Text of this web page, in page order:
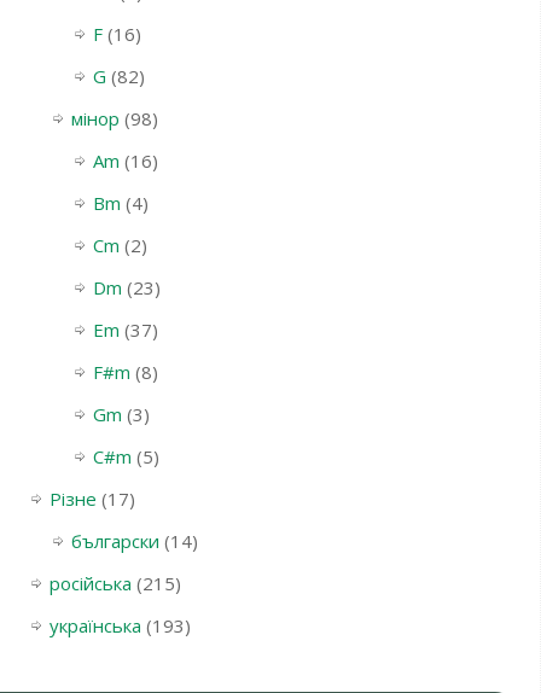
F(16)
G (82)
мінор (98)
Am (16)
Bm (4)
Cm (2)
Dm (23)
Em (37)
F#m (8)
Gm (3)
С#m (5)
Різне (17)
български (14)
російська (215)
українська (193)